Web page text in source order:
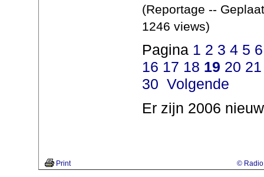
(Reportage --
1246 views)
Pagina 1 2 3 4 5 6
16 17 18 19 20 21
30 Volgende
Er zijn 2006
Print © Radio